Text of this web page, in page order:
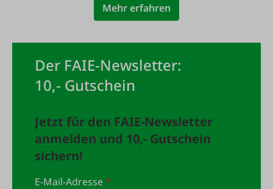
Mehr erfahren
Der FAIE-Newsletter:
10,- Gutschein
Jetzt für den FAIE-Newsletter
anmelden und 10,- Gutschein
sichern!
E-Mail-Adresse*